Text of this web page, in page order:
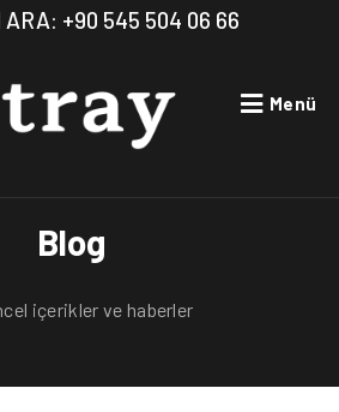
ARA: +90 545 504 06 66
Menü
Blog
içerikler ve haberler